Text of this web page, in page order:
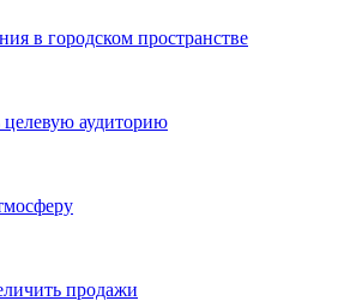
в городском пространстве
аудиторию
продажи